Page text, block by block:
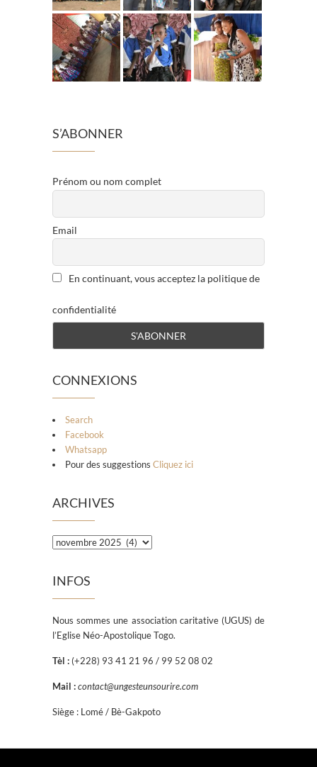
S’ABONNER
Prénom ou nom complet
Email
En continuant, vous acceptez la politique de
confidentialité
CONNEXIONS
Search
Facebook
Whatsapp
Pour des suggestions Cliquez ici
ARCHIVES
Archives
INFOS
Nous sommes une association caritative (UGUS) de
l’Eglise Néo-Apostolique Togo.
Tèl : (+228) 93 41 21 96 / 99 52 08 02
Mail :contact@ungesteunsourire.com
Siège : Lomé / Bè-Gakpoto